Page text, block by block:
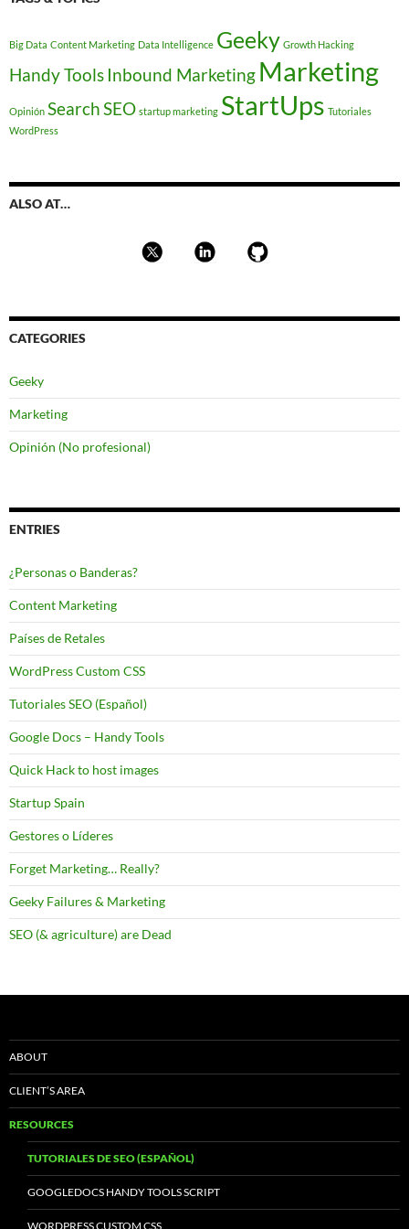
Big Data Content Marketing Data Intelligence Geeky Growth Hacking
Handy Tools Inbound Marketing Marketing
Opinión SearchSEO startup marketing StartUps Tutoriales
WordPress
ALSO AT…
CATEGORIES
Geeky
Marketing
Opinión (No profesional)
ENTRIES
¿Personas o Banderas?
Content Marketing
Países de Retales
WordPress Custom CSS
Tutoriales SEO (Español)
Google Docs – Handy Tools
Quick Hack to host images
Startup Spain
Gestores o Líderes
Forget Marketing… Really?
Geeky Failures & Marketing
SEO (& agriculture) are Dead
ABOUT
CLIENT’S AREA
RESOURCES
TUTORIALES DE SEO (ESPAÑOL)
GOOGLEDOCS HANDY TOOLS SCRIPT
WORDPRESS CUSTOM CSS